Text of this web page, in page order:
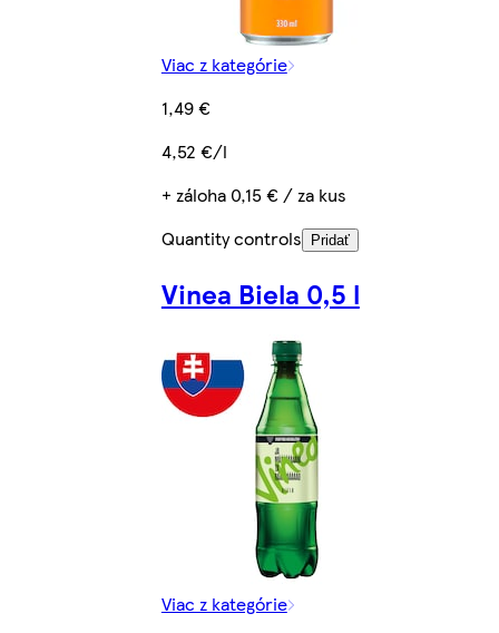
Viac z kategórie
1,49 €
4,52 €/l
+ záloha 0,15 € / za kus
Quantity controls
Pridať
Vinea Biela 0,5 l
Viac z kategórie